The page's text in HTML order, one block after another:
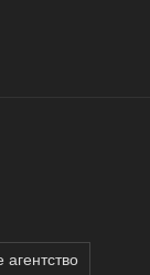
агентство